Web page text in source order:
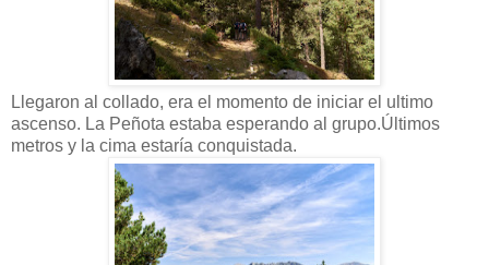
Llegaron al collado, era el momento de iniciar el ultimo
ascenso. La Peñota estaba esperando al grupo.Últimos
metros y la cima estaría conquistada.